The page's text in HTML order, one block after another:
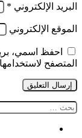
البريد الإلكتروني *
الموقع الإلكتروني
احفظ اسمي،
المتصفح
البحث